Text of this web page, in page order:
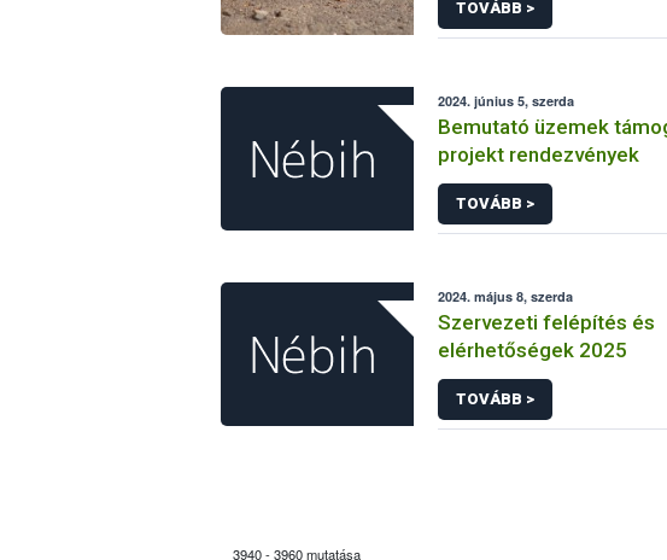
TOVÁBB >
2024. június 5, szerda
Bemutató üzemek
projekt rendezvények
TOVÁBB >
2024. május 8, szerda
Szervezeti felépítés és
elérhetőségek 2025
TOVÁBB >
3940 - 3960 mutatása